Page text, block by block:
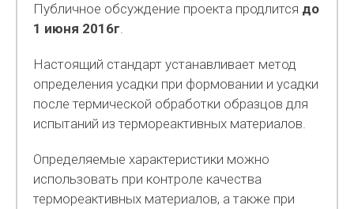
Публичное обсуждение проекта продлится до
1 июня 2016г.
Настоящий стандарт устанавливает метод
определения усадки при формовании и усадки
после термической обработки образцов для
испытаний из термореактивных материалов.
Определяемые характеристики можно
использовать при контроле качества
термореактивных материалов, а также при